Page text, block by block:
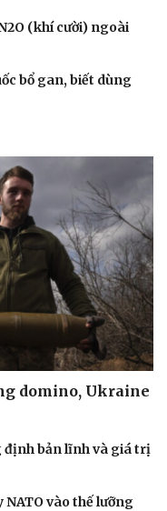
(khí cười) ngoài
bổ gan, biết dùng
domino, Ukraine
định bản lĩnh và giá trị
vào thế lưỡng